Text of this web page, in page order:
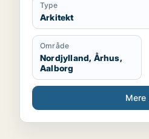
Type
Arkitekt
Område
Nordjylland, Århus,
Aalborg
Mere